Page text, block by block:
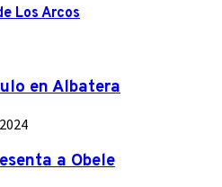
Los Arcos
en Albatera
a Obele